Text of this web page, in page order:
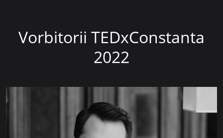
Vorbitorii TEDxConstanta
2022